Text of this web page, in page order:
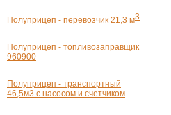
Полуприцеп - перевозчик 21,3 м3
Полуприцеп - топливозаправщик
960900
Полуприцеп - транспортный
46,5м3 с насосом и счетчиком